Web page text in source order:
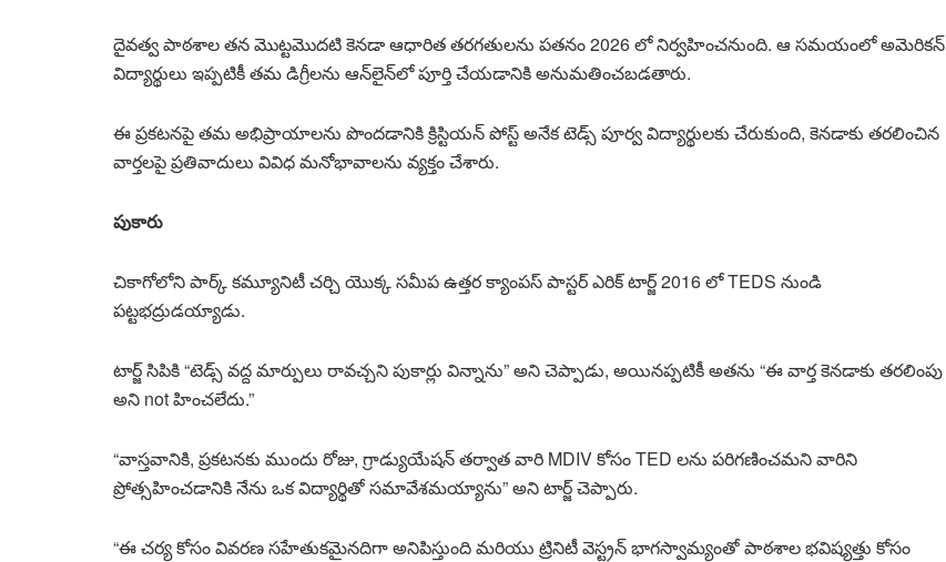
దైవత్వ పాఠశాల తన మొట్టమొదటి కెనడా ఆధారిత తరగతులను పతనం 2026 లో నిర్వహించనుంది. ఆ సమయంలో అమెరికన్
విద్యార్థులు ఇప్పటికీ తమ డిగ్రీలను ఆన్‌లైన్‌లో పూర్తి చేయడానికి అనుమతించబడతారు.
ఈ ప్రకటనపై తమ అభిప్రాయాలను పొందడానికి క్రిస్టియన్ పోస్ట్ అనేక టెడ్స్ పూర్వ విద్యార్థులకు చేరుకుంది, కెనడాకు తరలించిన
వార్తలపై ప్రతివాదులు వివిధ మనోభావాలను వ్యక్తం చేశారు.
పుకారు
చికాగోలోని పార్క్ కమ్యూనిటీ చర్చి యొక్క సమీప ఉత్తర క్యాంపస్ పాస్టర్ ఎరిక్ టార్జ్ 2016 లో TEDS నుండి
పట్టభద్రుడయ్యాడు.
టార్జ్ సిపికి “టెడ్స్ వద్ద మార్పులు రావచ్చని పుకార్లు విన్నాను” అని చెప్పాడు, అయినప్పటికీ అతను “ఈ వార్త కెనడాకు తరలింపు
అని not హించలేదు.”
“వాస్తవానికి, ప్రకటనకు ముందు రోజు, గ్రాడ్యుయేషన్ తర్వాత వారి MDIV కోసం TED లను పరిగణించమని వారిని
ప్రోత్సహించడానికి నేను ఒక విద్యార్థితో సమావేశమయ్యాను” అని టార్జ్ చెప్పారు.
“ఈ చర్య కోసం వివరణ సహేతుకమైనదిగా అనిపిస్తుంది మరియు ట్రినిటీ వెస్ట్రన్ భాగస్వామ్యంతో పాఠశాల భవిష్యత్తు కోసం